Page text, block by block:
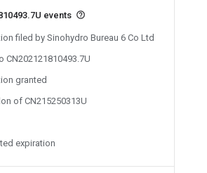
events
filed by Sinohydro Bureau 6 Co Ltd
CN202121810493.7U
granted
of CN215250313U
expiration